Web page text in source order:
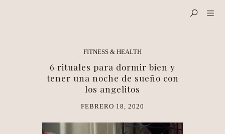
FITNESS & HEALTH
6 rituales para dormir bien y
tener una noche de sueño con
los angelitos
FEBRERO 18, 2020